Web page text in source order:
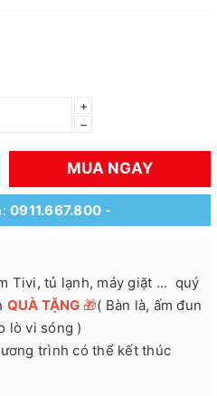
+
–
MUA NGAY
0911.667.800 -
Tivi, tủ lạnh, máy giặt ... quý
QUÀ TẶNG 🎁( Bàn là, ấm đun
lò vi sóng )
trình có thể kết thúc